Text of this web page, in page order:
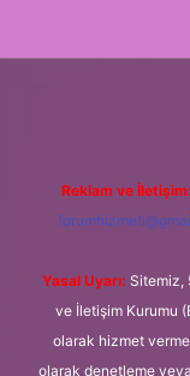
Reklam ve İletişim:
Yasal Uyarı: Sitemiz,
ve İletişim Kurumu
olarak hizmet
olarak denetleme